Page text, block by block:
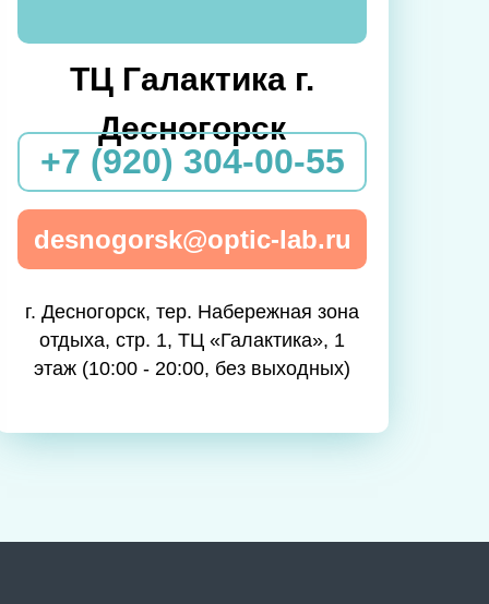
ТЦ Галактика г.
Десногорск
+7 (920) 304-00-55
desnogorsk@optic-lab.ru
г. Десногорск, тер. Набережная зона
отдыха, стр. 1, ТЦ «Галактика», 1
этаж (10:00 - 20:00, без выходных)